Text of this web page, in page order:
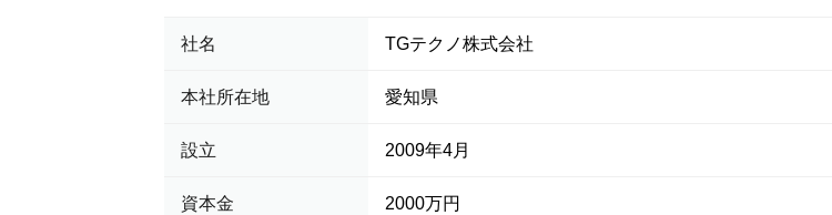
社名 TGテクノ株式会社
本社所在地 愛知県
設立 2009年4月
資本金 2000万円